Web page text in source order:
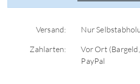
Versand:
Nur
Zahlarten:
Vor Ort
PayPal